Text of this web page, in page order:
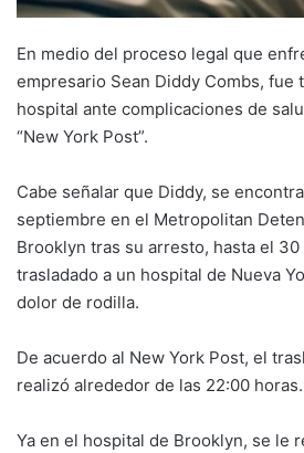
En medio del proceso legal que
empresario Sean Diddy Combs, fue
hospital ante complicaciones de
“New York Post”.
Cabe señalar que Diddy, se
septiembre en el Metropolitan
Brooklyn tras su arresto, hasta el
trasladado a un hospital de Nueva
dolor de rodilla.
De acuerdo al New York Post, el
realizó alrededor de las 22:00 horas.
Ya en el hospital de Brooklyn, se le